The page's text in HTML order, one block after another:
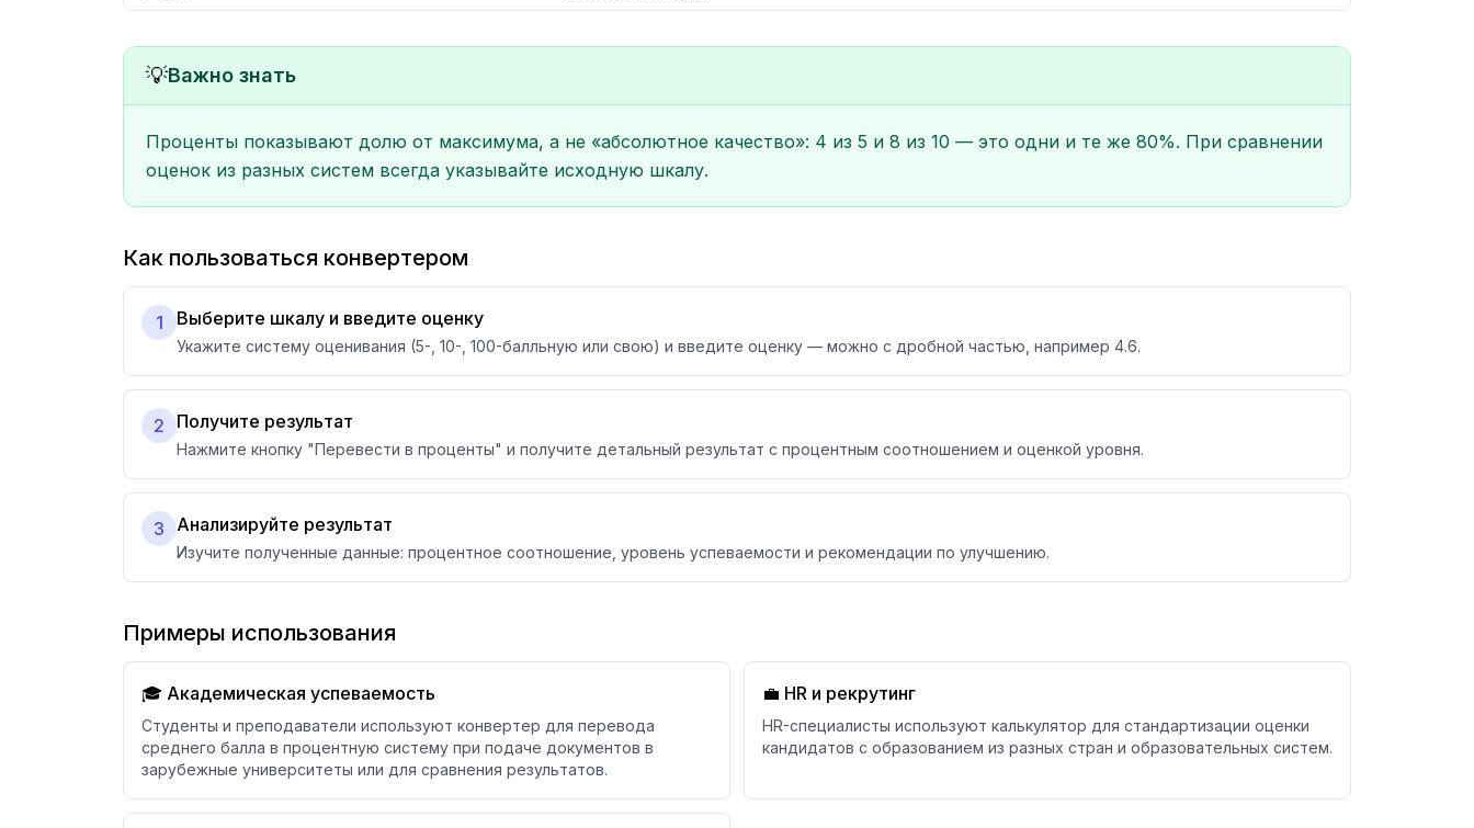
💡Важно знать
Проценты показывают долю от максимума, а не «абсолютное качество»: 4 из 5 и 8 из 10 — это одни и те же 80%. При сравнении
оценок из разных систем всегда указывайте исходную шкалу.
Как пользоваться конвертером
1 Выберите шкалу и введите оценку
Укажите систему оценивания (5-, 10-, 100-балльную или свою) и введите оценку — можно с дробной частью, например 4.6.
2 Получите результат
Нажмите кнопку "Перевести в проценты" и получите детальный результат с процентным соотношением и оценкой уровня.
3 Анализируйте результат
Изучите полученные данные: процентное соотношение, уровень успеваемости и рекомендации по улучшению.
Примеры использования
🎓 Академическая успеваемость
Студенты и преподаватели используют конвертер для перевода
среднего балла в процентную систему при подаче документов в
зарубежные университеты или для сравнения результатов.
💼 HR и рекрутинг
HR-специалисты используют калькулятор для стандартизации оценки
кандидатов с образованием из разных стран и образовательных систем.